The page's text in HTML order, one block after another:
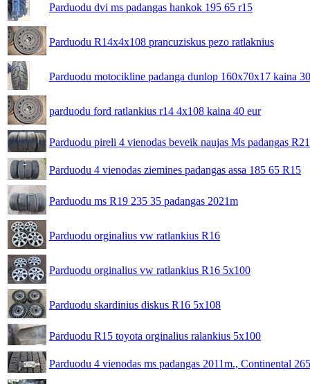
Parduodu dvi ms padangas hankok 195 65 r15
Parduodu R14x4x108 prancuziskus pezo ratlaknius
Parduodu motocikline padanga dunlop 160x70x17 kaina
parduodu ford ratlankius r14 4x108 kaina 40 eur
Parduodu pireli 4 vienodas beveik naujas Ms padangas
Parduodu 4 vienodas ziemines padangas assa 185 65 R15
Parduodu ms R19 235 35 padangas 2021m
Parduodu orginalius vw ratlankius R16
Parduodu orginalius vw ratlankius R16 5x100
Parduodu skardinius diskus R16 5x108
Parduodu R15 toyota orginalius ralankius 5x100
Parduodu 4 vienodas ms padangas 2011m., Continental